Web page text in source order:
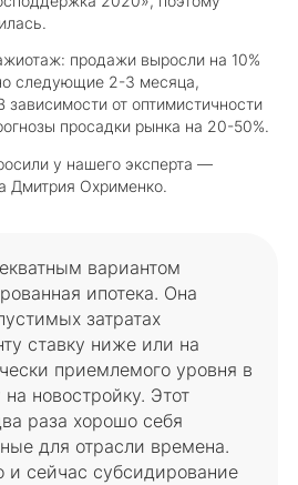
продажи выросли на 10%
следующие 2-3 месяца,
от оптимистичности
просадки рынка на 20-50%.
у нашего эксперта —
Дмитрия Охрименко.
вариантом
ипотека. Она
затратах
ставку ниже или на
приемлемого уровня в
на новостройку. Этот
раза хорошо себя
для отрасли времена.
и сейчас субсидирование